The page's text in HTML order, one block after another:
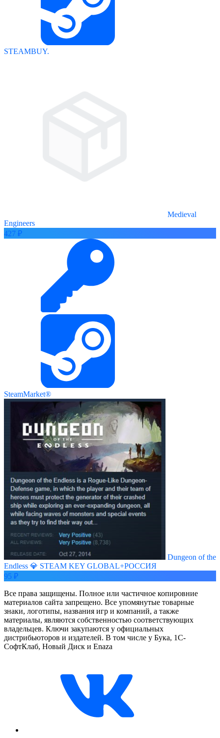
STEAMBUY.
Medieval
Engineers
427 ₽
SteamMarket®
Dungeon of the
Endless 💎 STEAM KEY GLOBAL+РОССИЯ
95 ₽
Все права защищены. Полное или частичное копировние
материалов сайта запрещено. Все упомянутые товарные
знаки, логотипы, названия игр и компаний, а также
материалы, являются собственностью соответствующих
владельцев. Ключи закупаются у официальных
дистрибьюторов и издателей. В том числе у Бука, 1С-
СофтКлаб, Новый Диск и Enaza